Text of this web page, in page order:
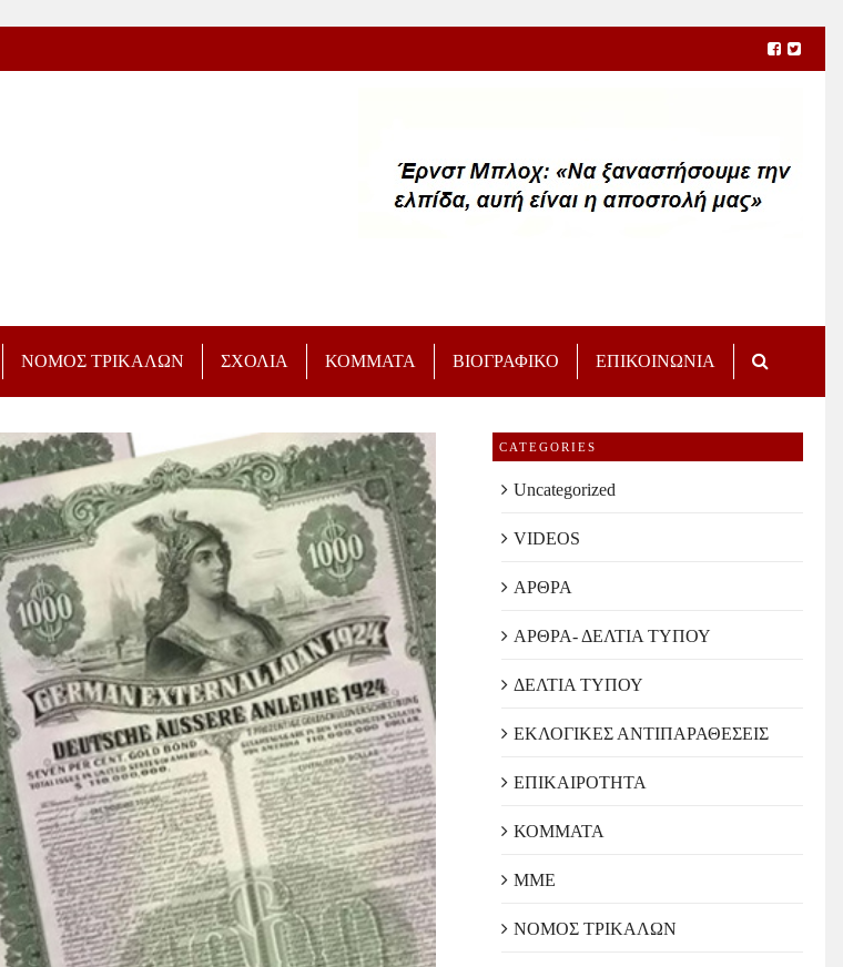
ΝΟΜΟΣ ΤΡΙΚΑΛΩΝ ΣΧΟΛΙΑ ΚΟΜΜΑΤΑ ΒΙΟΓΡΑΦΙΚΟ ΕΠΙΚΟΙΝΩΝΙΑ
CATEGORIES
Uncategorized
VIDEOS
ΑΡΘΡΑ
ΑΡΘΡΑ- ΔΕΛΤΙΑ ΤΥΠΟΥ
ΔΕΛΤΙΑ ΤΥΠΟΥ
ΕΚΛΟΓΙΚΕΣ ΑΝΤΙΠΑΡΑΘΕΣΕΙΣ
ΕΠΙΚΑΙΡΟΤΗΤΑ
ΚΟΜΜΑΤΑ
ΜΜΕ
ΝΟΜΟΣ ΤΡΙΚΑΛΩΝ